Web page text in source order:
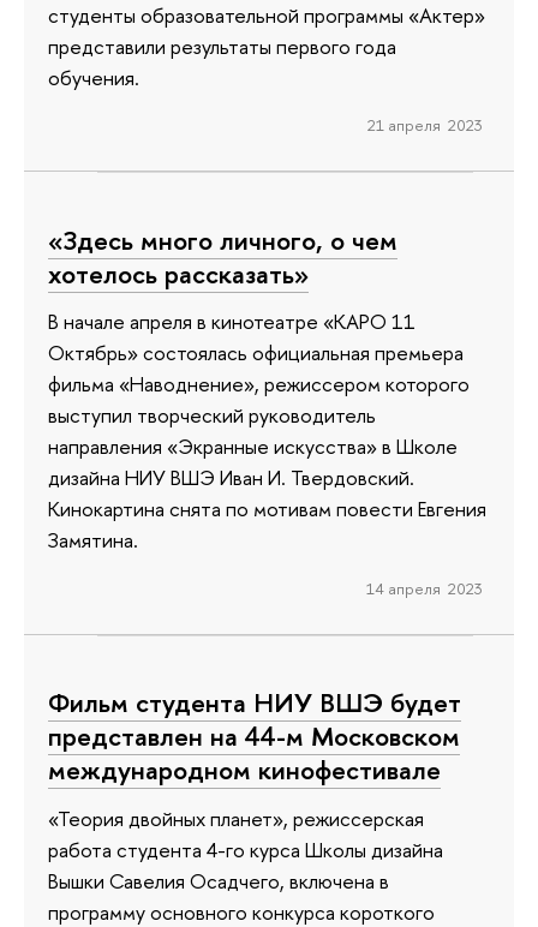
студенты образовательной программы «Актер»
представили результаты первого года
обучения.
21 апреля 2023
«Здесь много личного, о чем
хотелось рассказать»
В начале апреля в кинотеатре «КАРО 11
Октябрь» состоялась официальная премьера
фильма «Наводнение», режиссером которого
выступил творческий руководитель
направления «Экранные искусства» в Школе
дизайна НИУ ВШЭ Иван И. Твердовский.
Кинокартина снята по мотивам повести Евгения
Замятина.
14 апреля 2023
Фильм студента НИУ ВШЭ будет
представлен на 44-м Московском
международном кинофестивале
«Теория двойных планет», режиссерская
работа студента 4-го курса Школы дизайна
Вышки Савелия Осадчего, включена в
программу основного конкурса короткого